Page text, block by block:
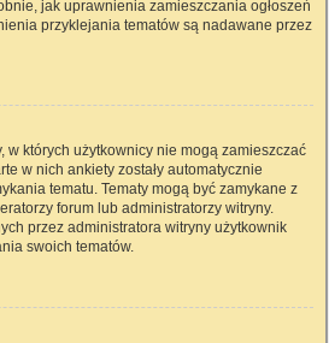
jak uprawnienia zamieszczania ogłoszeń
przyklejania tematów są nadawane przez
w których użytkownicy nie mogą zamieszczać
w nich ankiety zostały automatycznie
tematu. Tematy mogą być zamykane z
forum lub administratorzy witryny.
przez administratora witryny użytkownik
swoich tematów.